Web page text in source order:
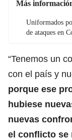
Más
Uniformados
de ataques en
“Tenemos un
con el país y
porque ese
hubiese
nuevas
el conflicto se